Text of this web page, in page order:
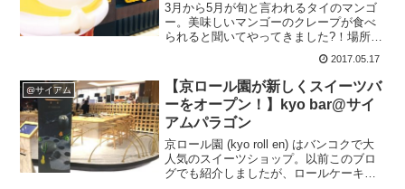
3月から5月が旬と言われるタイのマンゴ
ー。美味しいマンゴーのクレープが食べ
られると聞いてやってきました?！場所
は、プロンポン駅直結のエムクオーティ
エB階(地下)。エスカレーターでB階に着
いたら右手へ。アイスクリームの
SWENSEN'Sの横...
2017.05.17
@サイアム
【京ロール園が新しくスイーツバ
ーをオープン！】kyo bar@サイ
アムパラゴン
京ロール園 (kyo roll en) はバンコクで大
人気のスイーツショップ。以前このブロ
グでも紹介しましたが、ロールケーキや